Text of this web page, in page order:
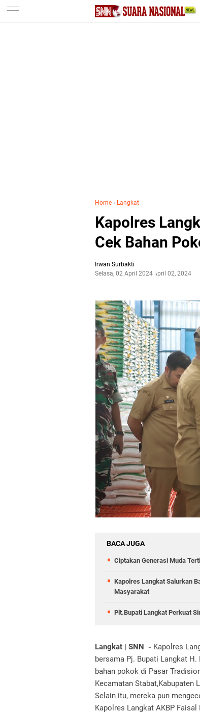
-->
Home › Langkat
Kapolres
Cek Bahan
Irwan Surbakti
Selasa, 02 April 2024 April 02, 2024
BACA JUGA
Ciptakan Generasi Muda
Kapolres Langkat Salurkan
Masyarakat
Plt.Bupati Langkat Perkuat
Langkat | SNN - Kapolres
bersama Pj. Bupati Langkat
bahan pokok di Pasar
Kecamatan Stabat,Kabupaten
Selain itu, mereka pun
Kapolres Langkat AKBP